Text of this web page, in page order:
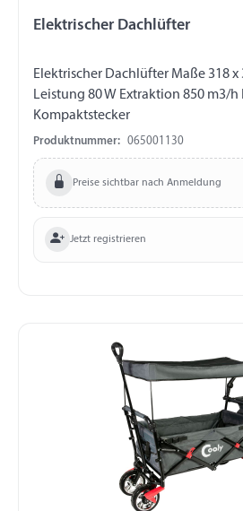
Elektrischer Dachlüfter
Elektrischer Dachlüfter Maße 318 x
Leistung 80 W Extraktion 850 m3/h Flachstecker und
Kompaktstecker
Produktnummer: 065001130
Preise sichtbar nach Anmeldung
Jetzt registrieren